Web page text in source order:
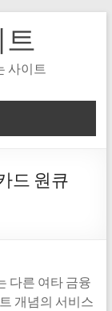
사이트
드 원큐
다른 여타 금융
개념의 서비스